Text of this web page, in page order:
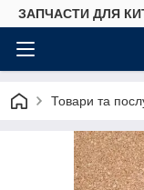
ЗАПЧАСТИ ДЛЯ
Товари та